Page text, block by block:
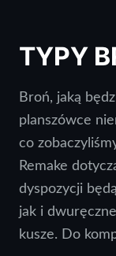
TYPY
Broń, jaką
planszówce
co
Remake
dyspozycji
jak i
kusze. Do